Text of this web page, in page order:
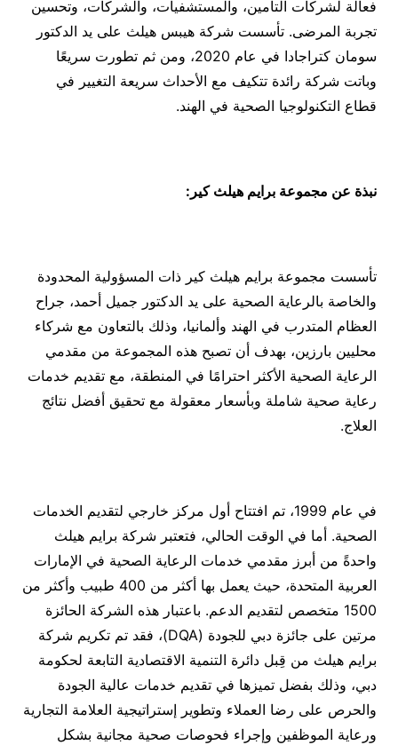
فعالة لشركات التأمين، والمستشفيات، والشركات، وتحسين
تجربة المرضى. تأسست شركة هيبس هيلث على يد الدكتور
سومان كتراجادا في عام 2020، ومن ثم تطورت سريعًا
وباتت شركة رائدة تتكيف مع الأحداث سريعة التغيير في
قطاع التكنولوجيا الصحية في الهند.
نبذة عن مجموعة برايم هيلث كير:
تأسست مجموعة برايم هيلث كير ذات المسؤولية المحدودة
والخاصة بالرعاية الصحية على يد الدكتور جميل أحمد، جراح
العظام المتدرب في الهند وألمانيا، وذلك بالتعاون مع شركاء
محليين بارزين، بهدف أن تصبح هذه المجموعة من مقدمي
الرعاية الصحية الأكثر احترامًا في المنطقة، مع تقديم خدمات
رعاية صحية شاملة وبأسعار معقولة مع تحقيق أفضل نتائج
العلاج.
في عام 1999، تم افتتاح أول مركز خارجي لتقديم الخدمات
الصحية. أما في الوقت الحالي، فتعتبر شركة برايم هيلث
واحدةً من أبرز مقدمي خدمات الرعاية الصحية في الإمارات
العربية المتحدة، حيث يعمل بها أكثر من 400 طبيب وأكثر من
1500 متخصص لتقديم الدعم. باعتبار هذه الشركة الحائزة
مرتين على جائزة دبي للجودة (DQA)، فقد تم تكريم شركة
برايم هيلث من قِبل دائرة التنمية الاقتصادية التابعة لحكومة
دبي، وذلك بفضل تميزها في تقديم خدمات عالية الجودة
والحرص على رضا العملاء وتطوير إستراتيجية العلامة التجارية
ورعاية الموظفين وإجراء فحوصات صحية مجانية بشكل